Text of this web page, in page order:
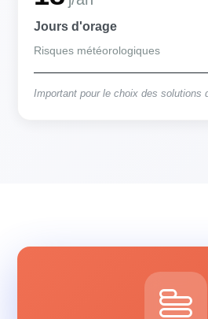
Jours d'orage
Risques météorologiques
Important pour le choix des solutions